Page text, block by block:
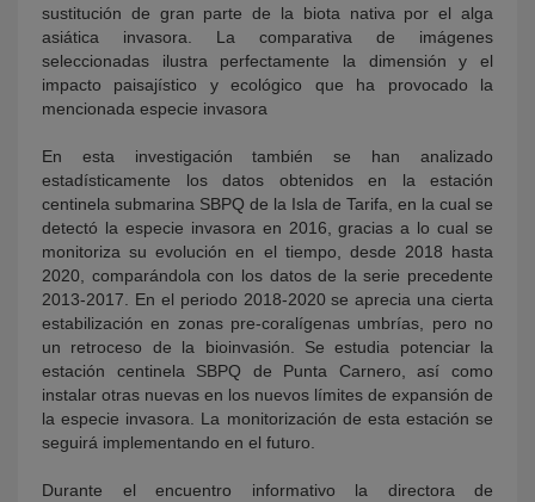
sustitución de gran parte de la biota nativa por el alga
asiática invasora. La comparativa de imágenes
seleccionadas ilustra perfectamente la dimensión y el
impacto paisajístico y ecológico que ha provocado la
mencionada especie invasora
En esta investigación también se han analizado
estadísticamente los datos obtenidos en la estación
centinela submarina SBPQ de la Isla de Tarifa, en la cual se
detectó la especie invasora en 2016, gracias a lo cual se
monitoriza su evolución en el tiempo, desde 2018 hasta
2020, comparándola con los datos de la serie precedente
2013-2017. En el periodo 2018-2020 se aprecia una cierta
estabilización en zonas pre-coralígenas umbrías, pero no
un retroceso de la bioinvasión. Se estudia potenciar la
estación centinela SBPQ de Punta Carnero, así como
instalar otras nuevas en los nuevos límites de expansión de
la especie invasora. La monitorización de esta estación se
seguirá implementando en el futuro.
Durante el encuentro informativo la directora de